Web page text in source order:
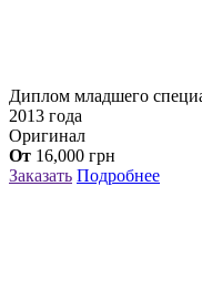
Диплом младшего
2013 года
Оригинал
От 16,000 грн
Заказать Подробнее